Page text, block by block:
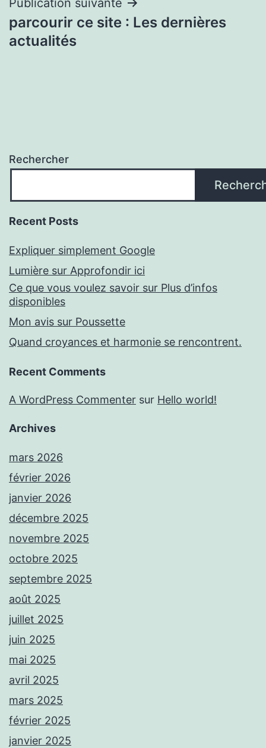
parcourir ce site : Les dernières
actualités
Rechercher
Recent Posts
Expliquer simplement Google
Lumière sur Approfondir ici
Ce que vous voulez savoir sur Plus d’infos
disponibles
Mon avis sur Poussette
Quand croyances et harmonie se rencontrent.
Recent Comments
A WordPress Commenter sur Hello world!
Archives
mars 2026
février 2026
janvier 2026
décembre 2025
novembre 2025
octobre 2025
septembre 2025
août 2025
juillet 2025
juin 2025
mai 2025
avril 2025
mars 2025
février 2025
janvier 2025